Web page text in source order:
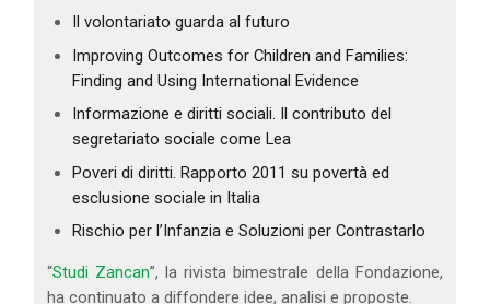
Il volontariato guarda al futuro
Improving Outcomes for Children and Families:
Finding and Using International Evidence
Informazione e diritti sociali. Il contributo del
segretariato sociale come Lea
Poveri di diritti. Rapporto 2011 su povertà ed
esclusione sociale in Italia
Rischio per l’Infanzia e Soluzioni per Contrastarlo
“Studi Zancan”, la rivista bimestrale della Fondazione,
ha continuato a diffondere idee, analisi e proposte.